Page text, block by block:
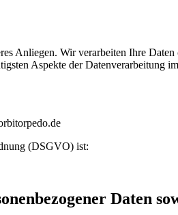
Anliegen. Wir verarbeiten Ihre
Aspekte der Datenverarbeitung
(DSGVO) ist:
Daten